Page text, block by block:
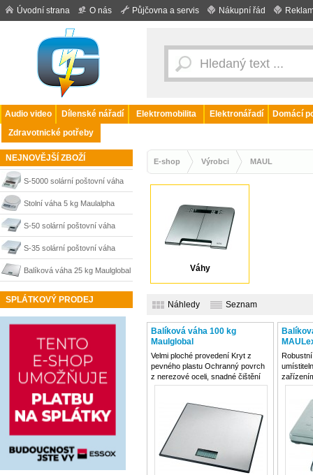
Úvodní strana O nás Půjčovna a servis Nákupní řád
Audio video Dílenské nářadí Elektromobilita Elektronářadí
Domácí
Zdravotnické potřeby
NEJNOVĚJŠÍ ZBOŽÍ
S-5000 solární poštovní váha
MAULtronic
Stolní váha 5 kg Maulalpha
S-50 solární poštovní váha
MAULparcel
S-35 solární poštovní váha
MAULparcel
Balíková váha 25 kg Maulglobal
SPLÁTKOVÝ PRODEJ
E-shop Výrobci MAUL
Váhy
Náhledy Seznam
Balíková váha 100 kg
Maulglobal
Velmi ploché provedení Kryt z
pevného plastu Ochranný povrch
z nerezové oceli, snadné čištění
Velký LCD displej Plošina váhy s
displej Obsluha jedním tlačítkem:
on-off -tare Možná uživatelská
kalibrace
oceli) a
je to
mm